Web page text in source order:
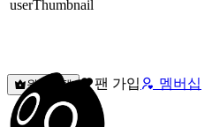
원픽선택 팬 가입 멤버십
밐타운